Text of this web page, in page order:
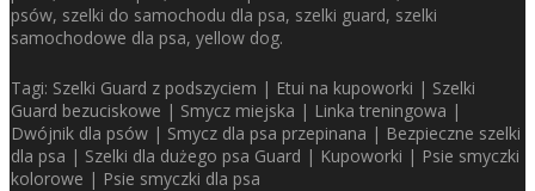
psów, szelki do samochodu dla psa, szelki guard, szelki
samochodowe dla psa, yellow dog.
Tagi: Szelki Guard z podszyciem | Etui na kupoworki | Szelki
Guard bezuciskowe | Smycz miejska | Linka treningowa |
Dwójnik dla psów | Smycz dla psa przepinana | Bezpieczne szelki
dla psa | Szelki dla dużego psa Guard | Kupoworki | Psie smyczki
kolorowe | Psie smyczki dla psa